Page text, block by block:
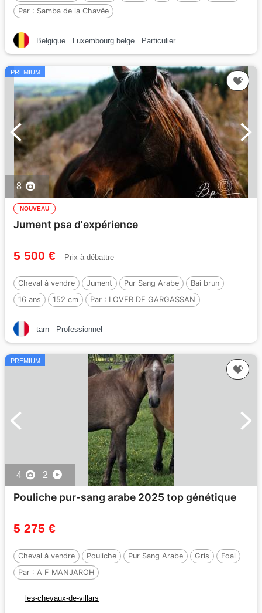
Par : Samba de la Chavée
Belgique Luxembourg belge Particulier
PREMIUM
8
NOUVEAU
Jument psa d'expérience
5 500 € Prix à débattre
Cheval à vendre Jument Pur Sang Arabe
Bai brun
16 ans
152 cm Par : LOVER DE GARGASSAN
tarn Professionnel
PREMIUM
4 2
Pouliche pur-sang arabe 2025 top génétique
5 275 €
Cheval à vendre Pouliche Pur Sang Arabe Gris
Foal
Par : A F MANJAROH
les-chevaux-de-villars